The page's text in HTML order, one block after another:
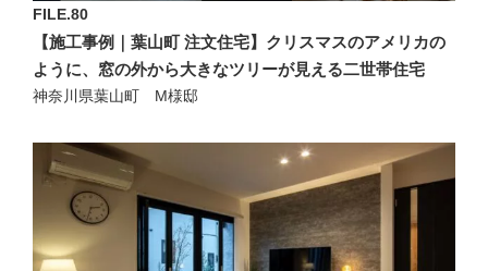
FILE.80
【施工事例｜葉山町 注文住宅】クリスマスのアメリカの
ように、窓の外から大きなツリーが見える二世帯住宅
神奈川県葉山町 M様邸